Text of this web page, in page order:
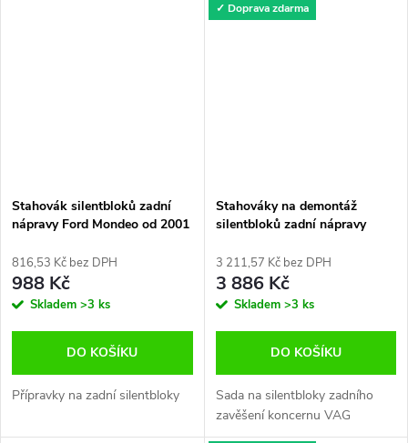
Stahovák silentbloků zadní
nápravy Ford Mondeo od 2001
816,53 Kč bez DPH
988 Kč
Skladem >3 ks
DO KOŠÍKU
Přípravky na zadní silentbloky
✓ Doprava zdarma
Stahováky na demontáž
silentbloků zadní nápravy
3 211,57 Kč bez DPH
3 886 Kč
Skladem >3 ks
DO KOŠÍKU
Sada na silentbloky zadního
zavěšení koncernu VAG